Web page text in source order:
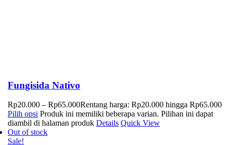
Fungisida Nativo
Rp20.000 – Rp65.000Rentang harga: Rp20.000 hingga Rp65.000
Pilih opsi Produk ini memiliki beberapa varian. Pilihan ini dapat
diambil di halaman produk Details Quick View
Out of stock
Sale!